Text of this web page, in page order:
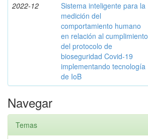
2022-12
Sistema inteligente para la
medición del
comportamiento humano
en relación al cumplimiento
del protocolo de
bioseguridad Covid-19
implementando tecnología
de IoB
Navegar
Temas